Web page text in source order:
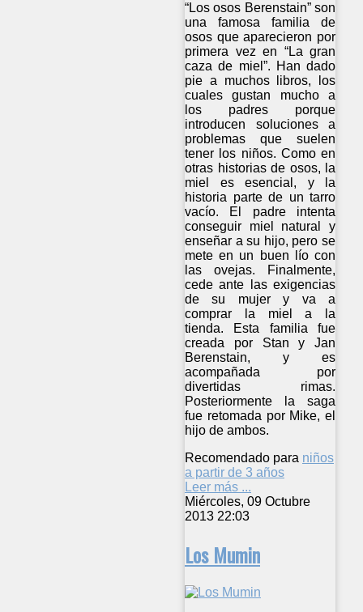
“Los osos Berenstain” son
una famosa familia de
osos que aparecieron por
primera vez en “La gran
caza de miel”. Han dado
pie a muchos libros, los
cuales gustan mucho a
los padres porque
introducen soluciones a
problemas que suelen
tener los niños. Como en
otras historias de osos, la
miel es esencial, y la
historia parte de un tarro
vacío. El padre intenta
conseguir miel natural y
enseñar a su hijo, pero se
mete en un buen lío con
las ovejas. Finalmente,
cede ante las exigencias
de su mujer y va a
comprar la miel a la
tienda. Esta familia fue
creada por Stan y Jan
Berenstain, y es
acompañada por
divertidas rimas.
Posteriormente la saga
fue retomada por Mike, el
hijo de ambos.
Recomendado para niños
a partir de 3 años
Leer más ...
Miércoles, 09 Octubre
2013 22:03
Los Mumin